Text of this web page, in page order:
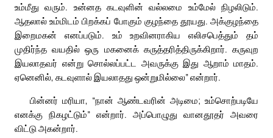
உம்மீது வரும். உன்னத கடவுளின் வல்லமை உம்மேல் நிழலிடும்.
ஆதலால் உம்மிடம் பிறக்கப் போகும் குழந்தை தூயது. அக்குழந்தை
இறைமகன் எனப்படும். உம் உறவினராகிய எலிசபெத்தும் தம்
முதிர்ந்த வயதில் ஒரு மகனைக் கருத்தரித்திருக்கிறார். கருவுற
இயலாதவர் என்று சொல்லப்பட்ட அவருக்கு இது ஆறாம் மாதம்.
ஏனெனில், கடவுளால் இயலாதது ஒன்றுமில்லை” என்றார்.
பின்னர் மரியா, “நான் ஆண்டவரின் அடிமை; உம்சொற்படியே
எனக்கு நிகழட்டும்” என்றார். அப்பொழுது வானதூதர் அவரை
விட்டு அகன்றார்.